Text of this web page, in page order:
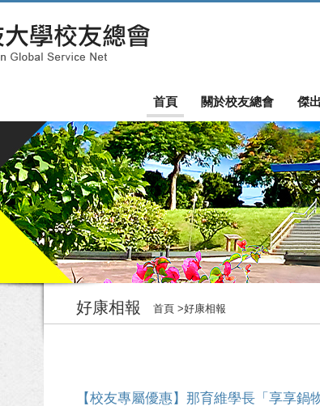
首頁 關於校友總會 傑
好康相報 首頁 >好康相報
【校友專屬優惠】那育維學長「享享鍋